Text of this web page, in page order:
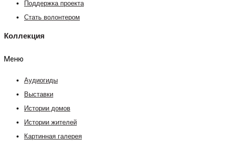
Поддержка проекта
Стать волонтером
Коллекция
Меню
Аудиогиды
Выставки
Истории домов
Истории жителей
Картинная галерея